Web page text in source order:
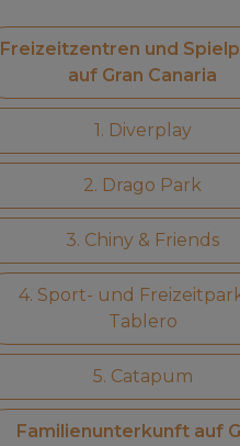
Freizeitzentren und
auf Gran Canaria
1. Diverplay
2. Drago Park
3. Chiny & Friends
4. Sport- und
Tablero
5. Catapum
Familienunterkunft auf